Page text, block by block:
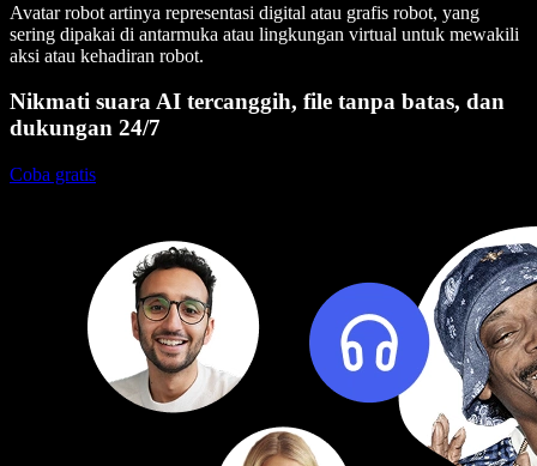
Avatar robot artinya representasi digital atau grafis robot, yang
sering dipakai di antarmuka atau lingkungan virtual untuk mewakili
aksi atau kehadiran robot.
Nikmati suara AI tercanggih, file tanpa batas, dan
dukungan 24/7
Coba gratis